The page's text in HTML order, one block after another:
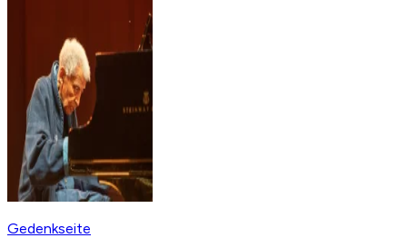
Gedenkseite